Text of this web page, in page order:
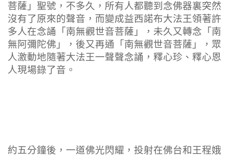
菩薩」聖號，不多久，所有人都聽到念佛器裏突然
沒有了原來的聲音，而變成益西諾布大法王領著許
多人在念誦「南無觀世音菩薩」，未久又轉念「南
無阿彌陀佛」，後又再通「南無觀世音菩薩」，眾
人激動地隨著大法王一聲聲念誦，釋心珍、釋心恩
人現場錄了音。
約五分鐘後，一道佛光閃耀，投射在佛台和王程娥